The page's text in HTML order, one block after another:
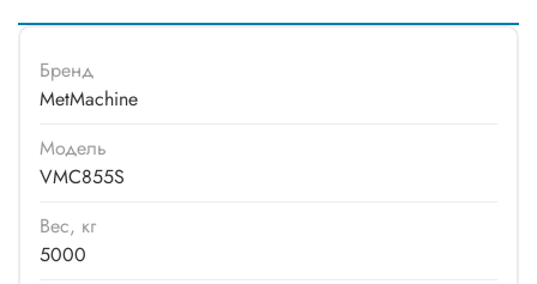
Бренд
MetMachine
Модель
VMC855S
Вес, кг
5000